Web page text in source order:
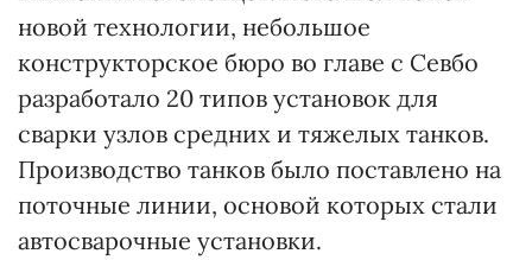
новой технологии, небольшое
конструкторское бюро во главе с Севбо
разработало 20 типов установок для
сварки узлов средних и тяжелых танков.
Производство танков было поставлено на
поточные линии, основой которых стали
автосварочные установки.